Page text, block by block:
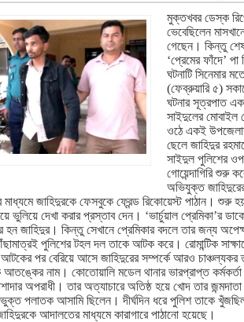
মুক্তখবর ডেস্ক
ভেবেছিলেন
গেছেন। কিন্তু
‘প্রেমের ফাঁদে’
ঘটনাটি সিনেমার
(ফেব্রুয়ারি ৫)
ঘটনার সূত্রপাত এক
সাইদুলের মোবাইল
ওঠে একই
ছেলে জাহিদুর
সাইদুল পুলিশের
গোয়েন্দাগিরি শুরু
অভিযুক্ত
জাহিদুরকে ফেসবুকে ফ্রেন্ড রিকোয়েস্ট পাঠান। শুরু
ভুলিয়ে দেখা করার প্রস্তাব দেন। ‘ভার্চুয়াল প্রেমিকা’র
হন জাহিদুর। কিন্তু সেখানে প্রেমিকার বদলে তার জন্য
পুলিশের টহল দল তাকে আটক করে। রোমান্টিক
পর বেরিয়ে আসে জাহিদুরের সম্পর্কে আরও
আতঙ্কের নাম। কোতোয়ালি মডেল থানার ভারপ্রাপ্ত
অপরাধী। তার অত্যাচারে অতিষ্ঠ হয়ে খোদ তার
পলাতক আসামি ছিলেন। দীর্ঘদিন ধরে পুলিশ তাকে
আদালতের মাধ্যমে কারাগারে পাঠানো হয়েছে।